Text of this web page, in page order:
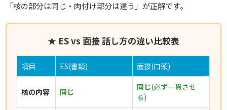
「核の部分は同じ・肉付け部分は違う」が正解です。
★ ES vs 面接 話し方の違い比較表
項目 ES(書類) 面接(口頭)
核の内容 同じ 同じ(必ず一貫させ
る)